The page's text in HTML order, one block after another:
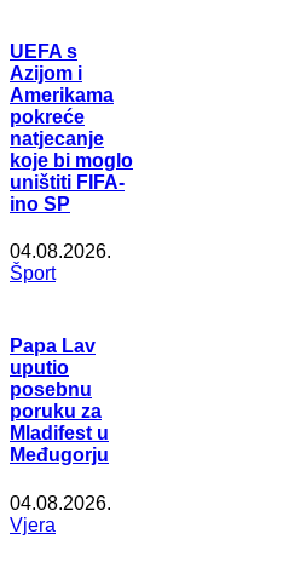
UEFA s
Azijom i
Amerikama
pokreće
natjecanje
koje bi moglo
uništiti FIFA-
ino SP
04.08.2026.
Šport
Papa Lav
uputio
posebnu
poruku za
Mladifest u
Međugorju
04.08.2026.
Vjera